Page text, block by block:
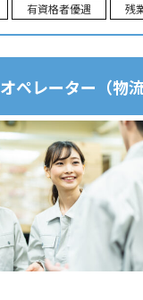
有資格者優遇 残
ペレーター（物